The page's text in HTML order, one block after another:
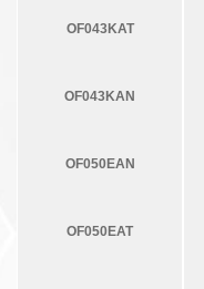
OF043KAT
OF043KAN
OF050EAN
OF050EAT